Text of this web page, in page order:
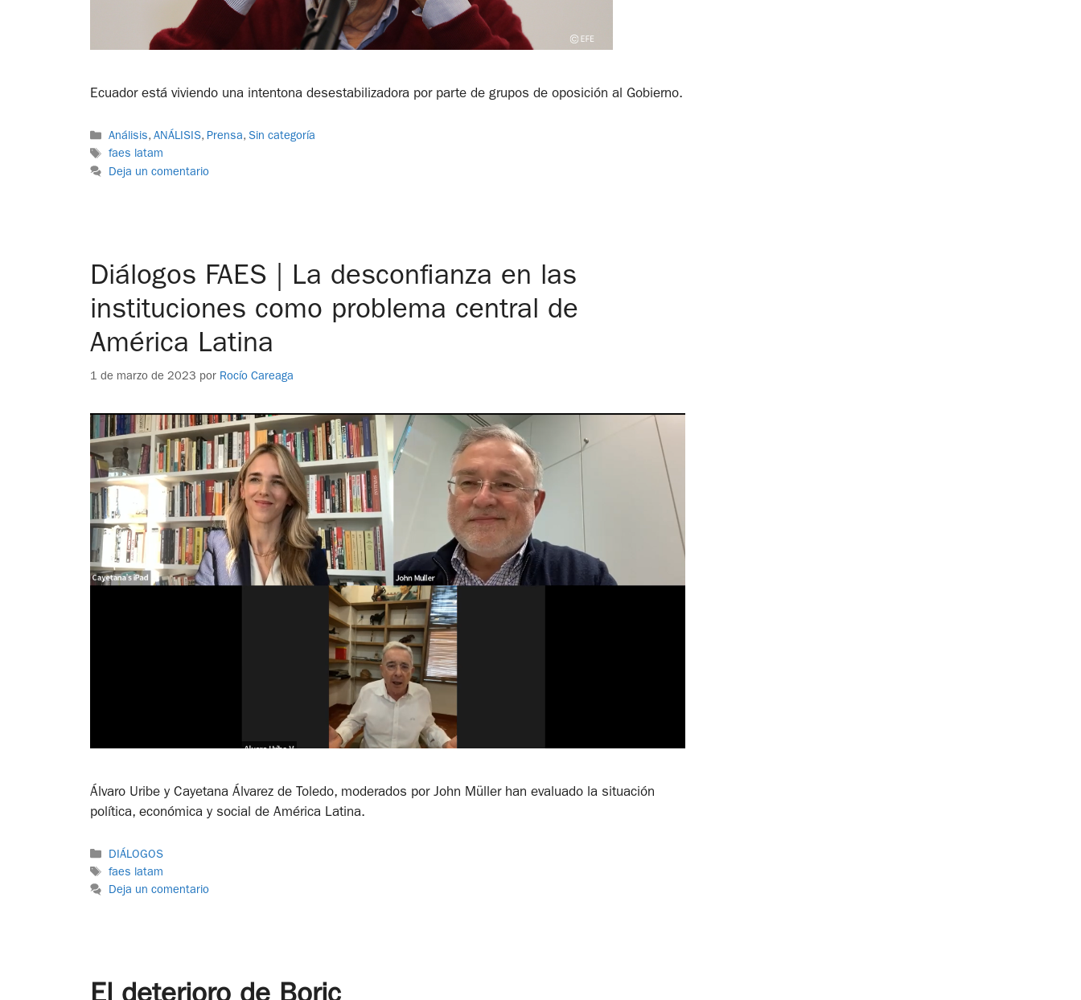
Ecuador está viviendo una intentona desestabilizadora por parte de grupos de oposición al Gobierno.
Análisis,ANÁLISIS, Prensa,Sin categoría
faes latam
Deja un comentario
Diálogos FAES | La desconfianza en las
instituciones como problema central de
América Latina
1 de marzo de 2023 por Rocío Careaga
Álvaro Uribe y Cayetana Álvarez de Toledo, moderados por John Müller han evaluado la situación
política, económica y social de América Latina.
DIÁLOGOS
faes latam
Deja un comentario